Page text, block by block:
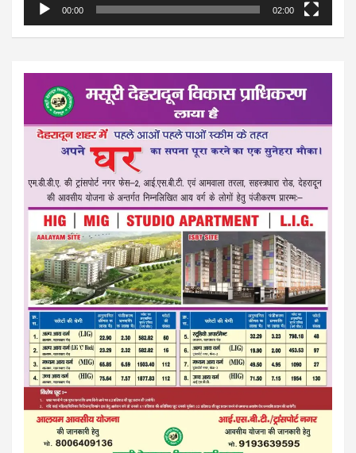
00:00 02:00